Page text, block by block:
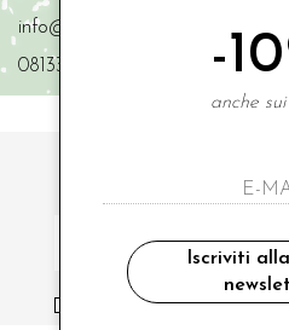
info@scaglionebimbi.com
0813331162
ISCRIVITI ALLA
ho letto ed accettato le condizioni
-
anche sui
Iscriviti